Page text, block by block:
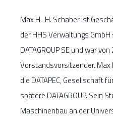
Max H.-H. Schaber ist
der HHS Verwaltungs
DATAGROUP SE und war
Vorstandsvorsitzender. Max
die DATAPEC, Gesellschaft
spätere DATAGROUP. Sein
Maschinenbau an der